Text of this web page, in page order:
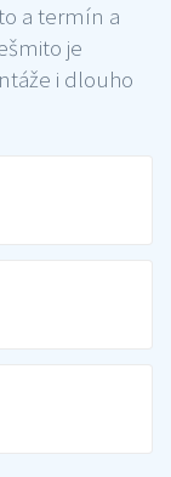
a termín a
je
i dlouho